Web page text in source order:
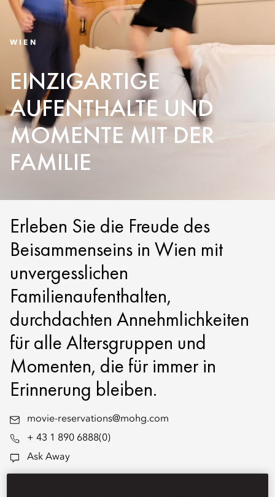
WIEN
EINZIGARTIGE
AUFENTHALTE UND
MOMENTE MIT DER
FAMILIE
Erleben Sie die Freude des
Beisammenseins in Wien mit
unvergesslichen
Familienaufenthalten,
durchdachten Annehmlichkeiten
für alle Altersgruppen und
Momenten, die für immer in
Erinnerung bleiben.
movie-reservations@mohg.com
+ 43 1 890 6888(0)
Ask Away